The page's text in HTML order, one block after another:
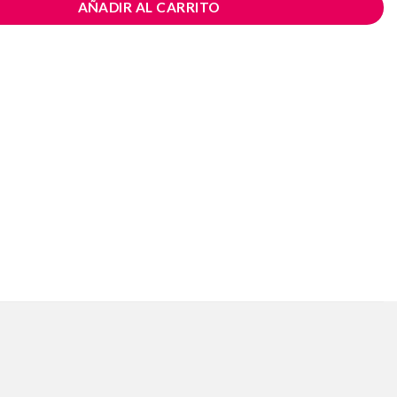
AÑADIR AL CARRITO